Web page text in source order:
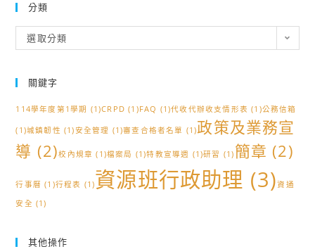
習
增
訊
1
份；
請
分類
類
選取分類
關鍵字
114學年度第1學期 (1)CRPD (1)FAQ (1)代收代辦收支情形表 (1)公務信箱
(1)城鎮韌性 (1)安全管理 (1)審查合格者名單 (1)政策及業務宣
導 (2)校內規章 (1)檔案局 (1)特教宣導週 (1)研習 (1) 簡章 (2)
行事曆 (1)行程表 (1)資源班行政助理 (3)資通
安全 (1)
其他操作